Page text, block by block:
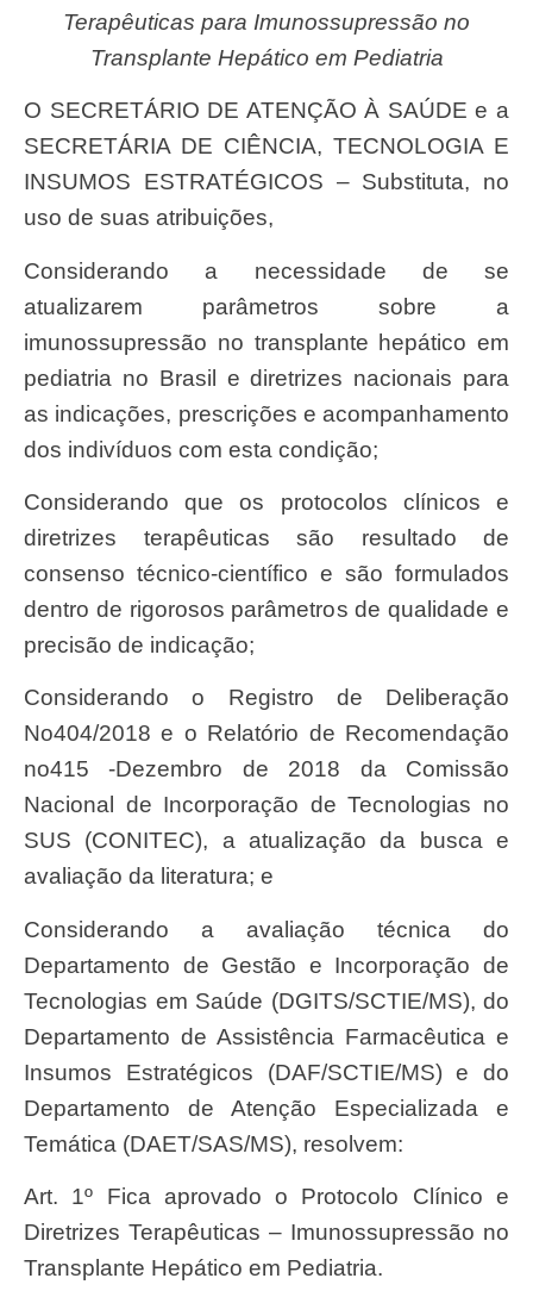
Terapêuticas para Imunossupressão no
Transplante Hepático em Pediatria
O SECRETÁRIO DE ATENÇÃO À SAÚDE e a
SECRETÁRIA DE CIÊNCIA, TECNOLOGIA E
INSUMOS ESTRATÉGICOS – Substituta, no
uso de suas atribuições,
Considerando a necessidade de se
atualizarem parâmetros sobre a
imunossupressão no transplante hepático em
pediatria no Brasil e diretrizes nacionais para
as indicações, prescrições e acompanhamento
dos indivíduos com esta condição;
Considerando que os protocolos clínicos e
diretrizes terapêuticas são resultado de
consenso técnico-científico e são formulados
dentro de rigorosos parâmetros de qualidade e
precisão de indicação;
Considerando o Registro de Deliberação
No404/2018 e o Relatório de Recomendação
no415 -Dezembro de 2018 da Comissão
Nacional de Incorporação de Tecnologias no
SUS (CONITEC), a atualização da busca e
avaliação da literatura; e
Considerando a avaliação técnica do
Departamento de Gestão e Incorporação de
Tecnologias em Saúde (DGITS/SCTIE/MS), do
Departamento de Assistência Farmacêutica e
Insumos Estratégicos (DAF/SCTIE/MS) e do
Departamento de Atenção Especializada e
Temática (DAET/SAS/MS), resolvem:
Art. 1º Fica aprovado o Protocolo Clínico e
Diretrizes Terapêuticas – Imunossupressão no
Transplante Hepático em Pediatria.